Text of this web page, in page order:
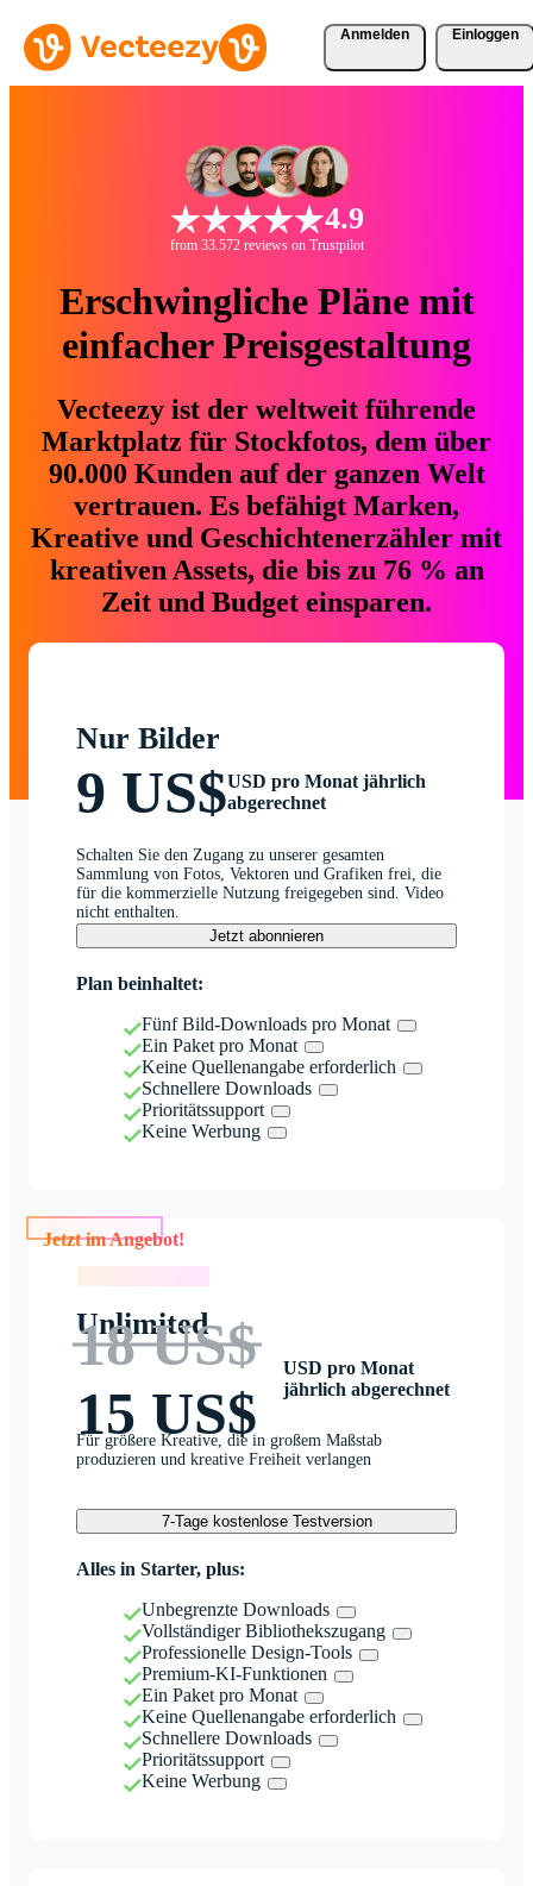
Anmelden Einloggen
4.9
from 33.572 reviews on Trustpilot
Erschwingliche Pläne mit
einfacher Preisgestaltung
Vecteezy ist der weltweit führende
Marktplatz für Stockfotos, dem über
90.000 Kunden auf der ganzen Welt
vertrauen. Es befähigt Marken,
Kreative und Geschichtenerzähler mit
kreativen Assets, die bis zu 76 % an
Zeit und Budget einsparen.
Nur Bilder
9 US$USD pro Monat jährlich
abgerechnet
Schalten Sie den Zugang zu unserer gesamten
Sammlung von Fotos, Vektoren und Grafiken frei, die
für die kommerzielle Nutzung freigegeben sind. Video
nicht enthalten.
Jetzt abonnieren
Plan beinhaltet:
Fünf Bild-Downloads pro Monat
Ein Paket pro Monat
Keine Quellenangabe erforderlich
Schnellere Downloads
Prioritätssupport
Keine Werbung
Jetzt im Angebot!
Unlimited
18 US$
15 US$
USD pro Monat
jährlich abgerechnet
Für größere Kreative, die in großem Maßstab
produzieren und kreative Freiheit verlangen
7-Tage kostenlose Testversion
Alles in Starter, plus:
Unbegrenzte Downloads
Vollständiger Bibliothekszugang
Professionelle Design-Tools
Premium-KI-Funktionen
Ein Paket pro Monat
Keine Quellenangabe erforderlich
Schnellere Downloads
Prioritätssupport
Keine Werbung